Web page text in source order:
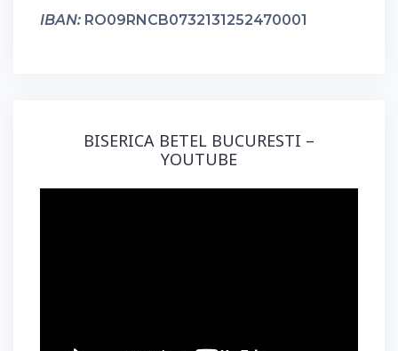
IBAN: RO09RNCB0732131252470001
BISERICA BETEL BUCURESTI –
YOUTUBE